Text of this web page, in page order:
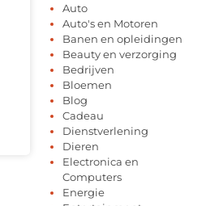
Auto
Auto's en Motoren
Banen en opleidingen
Beauty en verzorging
Bedrijven
Bloemen
Blog
Cadeau
Dienstverlening
Dieren
Electronica en
Computers
Energie